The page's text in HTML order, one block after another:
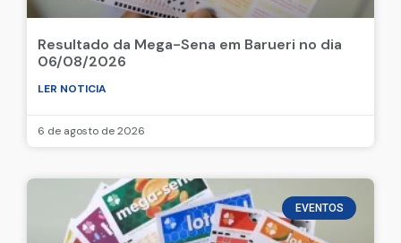
Resultado da Mega-Sena em Barueri no dia
06/08/2026
LER NOTICIA
6 de agosto de 2026
EVENTOS